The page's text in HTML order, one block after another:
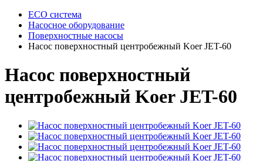
ECO система
Насосное оборудование
Поверхностные насосы
Насос поверхностный центробежный Koer JET-60
Насос поверхностный
центробежный Koer JET-60